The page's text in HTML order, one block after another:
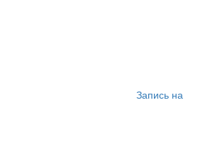
Запись на